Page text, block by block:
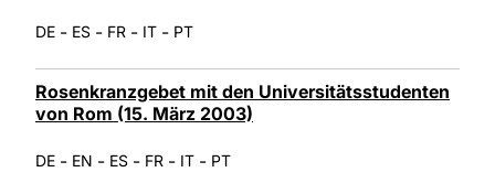
DE - ES - FR - IT - PT
Rosenkranzgebet mit den Universitätsstudenten
von Rom (15. März 2003)
DE - EN - ES - FR - IT - PT